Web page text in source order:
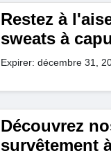
Restez à
sweats à
Expirer: décembre 31,
Découvrez
survêtement